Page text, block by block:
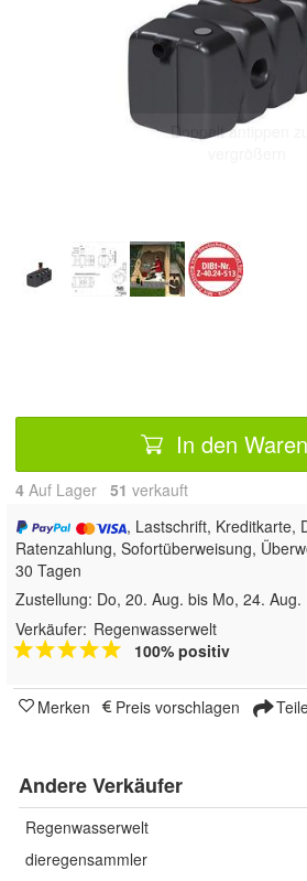
Doppelt antippen
In den
4 Auf Lager 51 verkauft
, Lastschrift, Kreditkarte,
Ratenzahlung, Sofortüberweisung,
30 Tagen
Zustellung: Do, 20. Aug. bis Mo, 24. Aug.
Verkäufer: Regenwasserwelt
100% positiv
Merken Preis vorschlagen
Andere Verkäufer
Regenwasserwelt
dieregensammler